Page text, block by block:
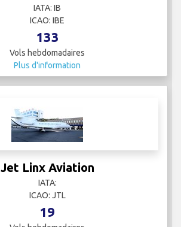
IATA: IB
ICAO: IBE
133
Vols hebdomadaires
Plus d'information
Jet Linx Aviation
IATA:
ICAO: JTL
19